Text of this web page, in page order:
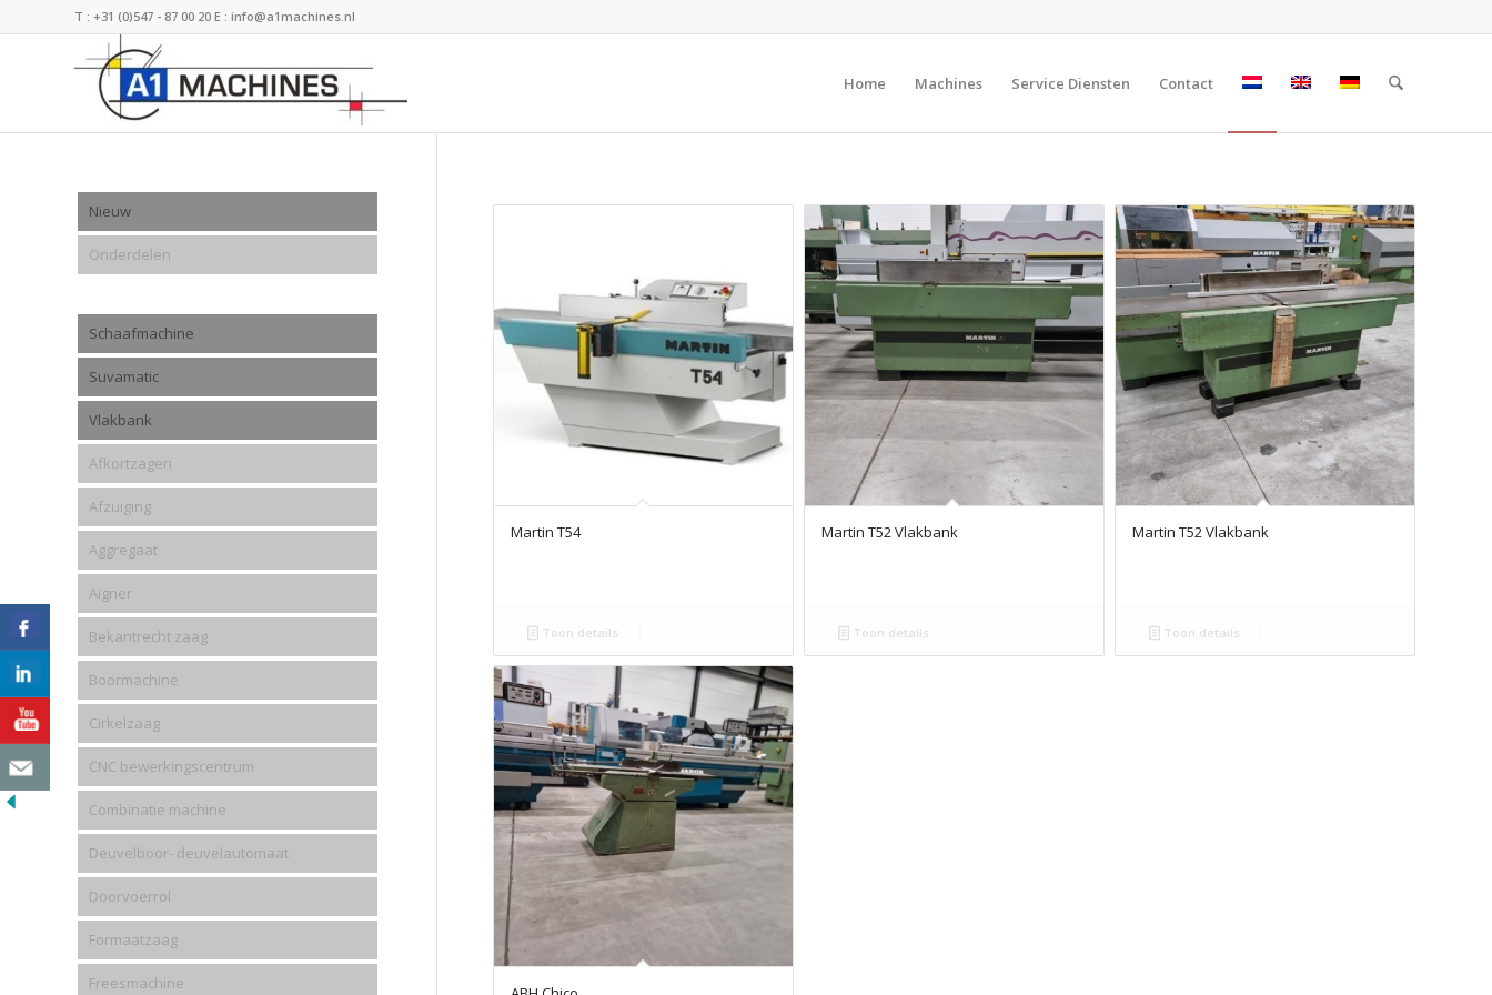
T : +31 (0)547 - 87 00 20 E : info@a1machines.nl
Home Machines Service Diensten Contact
Martin T54
Toon details
Martin T52 Vlakbank
Toon details
Martin T52 Vlakbank
Toon details
Nieuw
Onderdelen
Schaafmachine
Suvamatic
Vlakbank
Afkortzagen
Afzuiging
Aggregaat
Aigner
Bekantrecht zaag
Boormachine
Cirkelzaag
CNC bewerkingscentrum
Combinatie machine
Deuvelboor- deuvelautomaat
Doorvoerrol
Formaatzaag
Freesmachine